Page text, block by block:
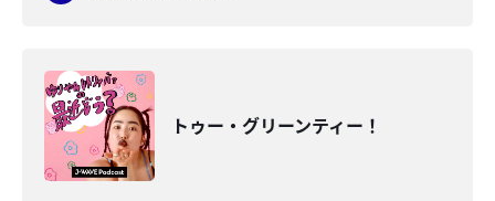
トゥー・グリーンティー！